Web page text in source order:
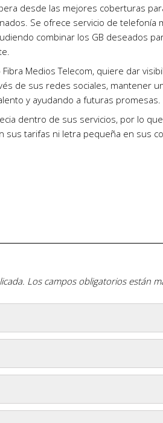
desde las mejores coberturas
Se ofrece servicio de telefonía
combinar los GB deseados
Medios Telecom, quiere dar
de sus redes sociales, mantener
y ayudando a futuras promesas.
dentro de sus servicios, por lo
sus tarifas ni letra pequeña en sus
Los campos obligatorios están